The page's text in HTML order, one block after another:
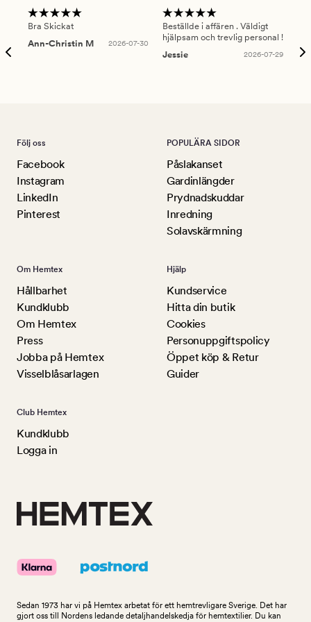
Bra Skickat
Ann-Christin M
2026-07-30
Beställde i affären . Väldigt
hjälpsam och trevlig personal !
Jessie
2026-07-29
Följ oss
Facebook
Instagram
LinkedIn
Pinterest
POPULÄRA SIDOR
Påslakanset
Gardinlängder
Prydnadskuddar
Inredning
Solavskärmning
Om Hemtex
Hållbarhet
Kundklubb
Om Hemtex
Press
Jobba på Hemtex
Visselblåsarlagen
Hjälp
Kundservice
Hitta din butik
Cookies
Personuppgiftspolicy
Öppet köp & Retur
Guider
Club Hemtex
Kundklubb
Logga in
Sedan 1973 har vi på Hemtex arbetat för ett hemtrevligare Sverige. Det har
gjort oss till Nordens ledande detaljhandelskedja för hemtextilier. Du kan